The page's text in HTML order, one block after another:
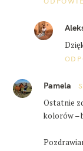
Pamela
Ostatnie
kolorów –